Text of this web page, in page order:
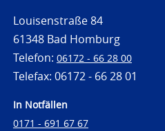
Louisenstraße 84
61348 Bad Homburg
Telefon: 06172 - 66 28 00
Telefax: 06172 - 66 28 01
In Notfällen
0171 - 691 67 67